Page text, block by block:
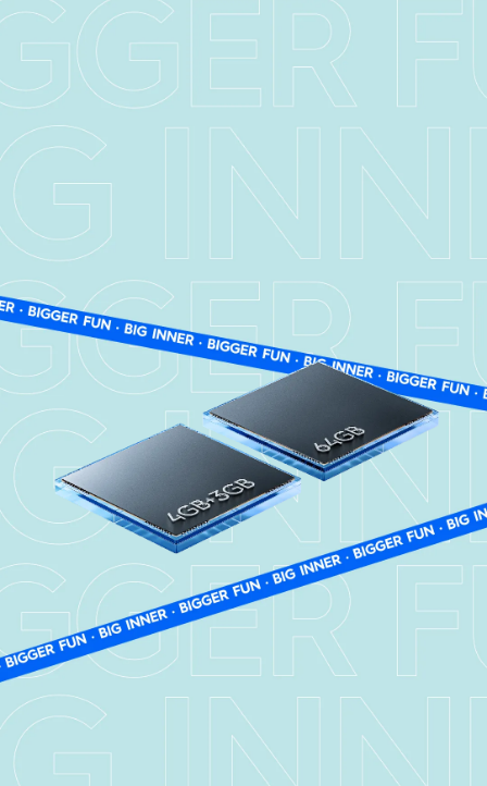
Big Memory+Up
to 7GB RAM*
Multi-tasking，less lagging
Download music and videos, and
save photos without worrying about
storage. Extended RAM 2.0 allows
up to 3 GB of storage memory to be
used as RAM to keep the phone
running smooth and fast.
*64GB ROM + 4GB RAM version with 2GB RAM
expansion by default and up to 3GB RAM expansion.